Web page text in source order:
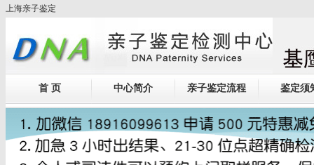
上海亲子鉴定
首 页 中心简介 亲子鉴定流程 鉴定须